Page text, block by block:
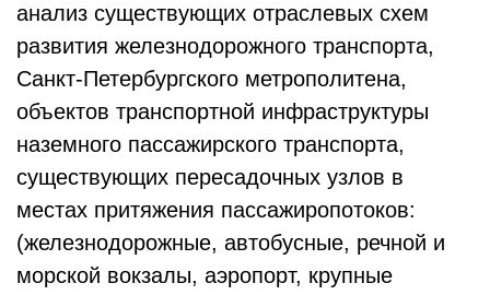
анализ существующих отраслевых схем
развития железнодорожного транспорта,
Санкт-Петербургского метрополитена,
объектов транспортной инфраструктуры
наземного пассажирского транспорта,
существующих пересадочных узлов в
местах притяжения пассажиропотоков:
(железнодорожные, автобусные, речной и
морской вокзалы, аэропорт, крупные